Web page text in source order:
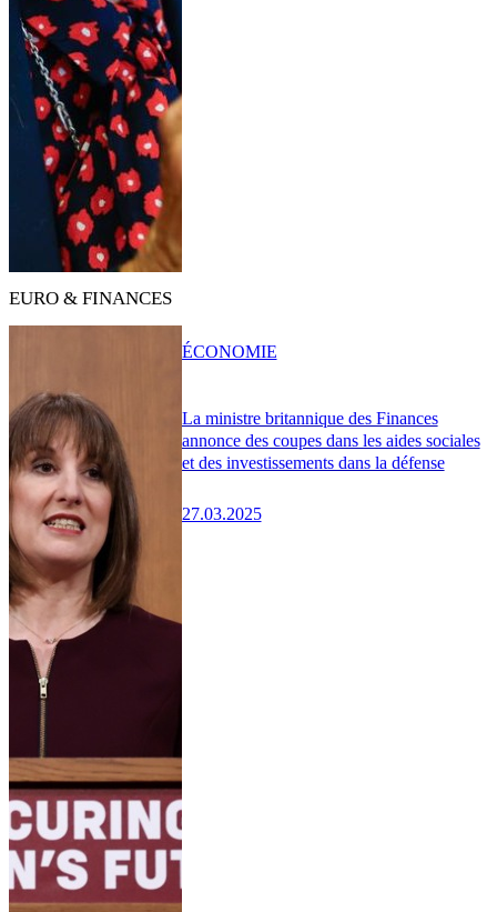
EURO & FINANCES
La ministre britannique des Finances
annonce des coupes dans les aides sociales
et des investissements dans la défense
27.03.2025
ÉCONOMIE